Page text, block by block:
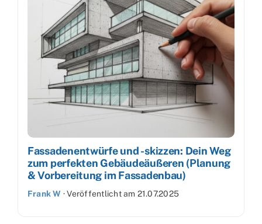
Fassadenentwürfe und -skizzen: Dein Weg
zum perfekten Gebäudeäußeren (Planung
& Vorbereitung im Fassadenbau)
Frank W ·Veröffentlicht am 21.07.2025